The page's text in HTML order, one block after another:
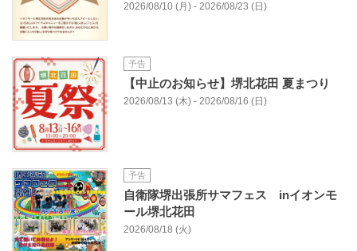
2026/08/10 (月) - 2026/08/23 (日)
予告
【中止のお知らせ】堺北花田 夏まつり
2026/08/13 (木) - 2026/08/16 (日)
予告
自衛隊堺出張所サマフェス inイオンモ
ール堺北花田
2026/08/18 (火)